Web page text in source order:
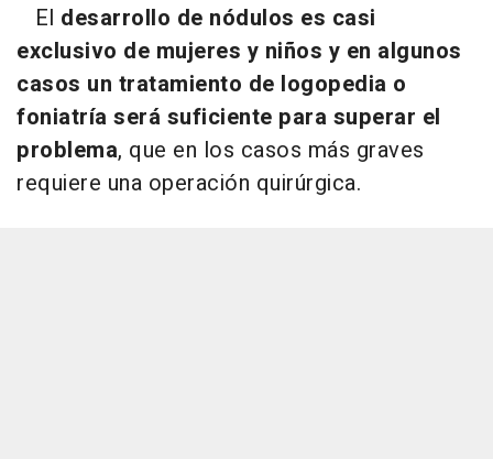
El desarrollo de nódulos es casi
exclusivo de mujeres y niños y en algunos
casos un tratamiento de logopedia o
foniatría será suficiente para superar el
problema, que en los casos más graves
requiere una operación quirúrgica.